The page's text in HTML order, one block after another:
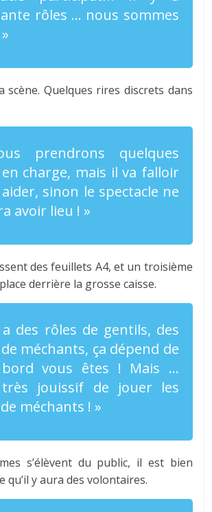
rôles … nous sommes
scène. Quelques rires discrets dans
prendrons quelques
charge, mais il va falloir
sinon le spectacle ne
avoir lieu ! »
des feuillets A4, et un troisième
derrière la grosse caisse.
des rôles de gentils, des
méchants, ça dépend de
vous êtes ! Mais …
très jouissif de jouer les
méchants ! »
s’élèvent du public, il est bien
qu’il y aura des volontaires.